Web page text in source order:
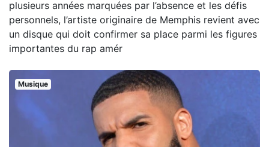
plusieurs années marquées par l’absence et les défis
personnels, l’artiste originaire de Memphis revient avec
un disque qui doit confirmer sa place parmi les figures
importantes du rap amér
Musique